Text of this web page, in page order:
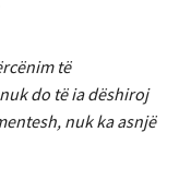
të
do të ia dëshiroj
nuk ka asnjë